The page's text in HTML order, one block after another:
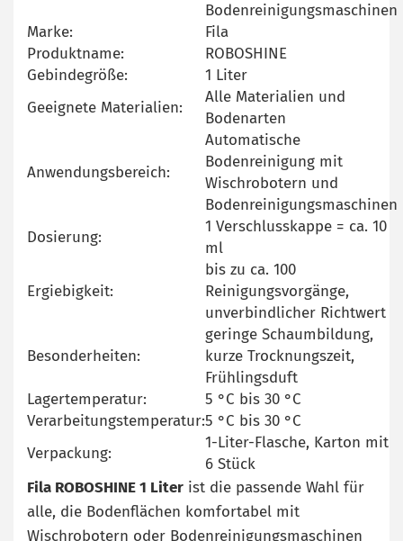
Bodenreinigungsmaschinen
Marke:
Fila
Produktname:
ROBOSHINE
Gebindegröße:
1 Liter
Geeignete Materialien:
Alle Materialien und
Bodenarten
Anwendungsbereich:
Automatische
Bodenreinigung mit
Wischrobotern und
Bodenreinigungsmaschinen
Dosierung:
1 Verschlusskappe = ca. 10
ml
Ergiebigkeit:
bis zu ca. 100
Reinigungsvorgänge,
unverbindlicher Richtwert
Besonderheiten:
geringe Schaumbildung,
kurze Trocknungszeit,
Frühlingsduft
Lagertemperatur:
5 °C bis 30 °C
Verarbeitungstemperatur:5 °C bis 30 °C
Verpackung:
1-Liter-Flasche, Karton mit
6 Stück
Fila ROBOSHINE 1 Liter ist die passende Wahl für
alle, die Bodenflächen komfortabel mit
Wischrobotern oder Bodenreinigungsmaschinen